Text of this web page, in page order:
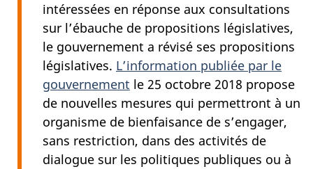
intéressées en réponse aux consultations
sur l’ébauche de propositions législatives,
le gouvernement a révisé ses propositions
législatives. L’information publiée par le
gouvernement le 25 octobre 2018 propose
de nouvelles mesures qui permettront à un
organisme de bienfaisance de s’engager,
sans restriction, dans des activités de
dialogue sur les politiques publiques ou à